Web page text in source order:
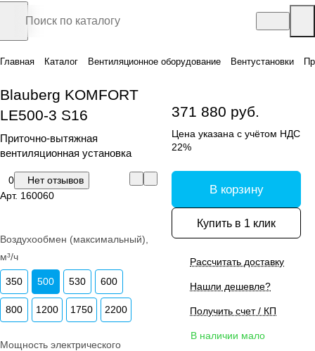
Главная Каталог Вентиляционное оборудование Вентустановки
Blauberg KOMFORT
LE500-3 S16
Приточно-вытяжная
вентиляционная установка
0
Нет отзывов
Арт. 160060
Воздухообмен (максимальный),
м³/ч
350 500 530 600
800 1200 1750 2200
Мощность электрического
371 880 руб.
Цена указана с учётом НДС
22%
В корзину
Купить в 1 клик
Рассчитать доставку
Нашли дешевле?
Получить счет / КП
В наличии мало